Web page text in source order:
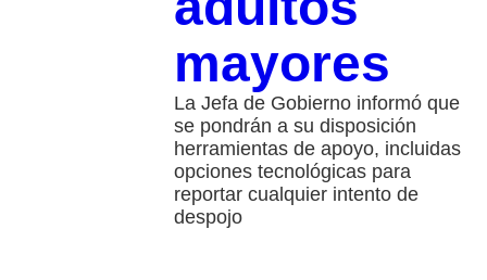
mayores
La Jefa de Gobierno informó que
se pondrán a su disposición
herramientas de apoyo, incluidas
opciones tecnológicas para
reportar cualquier intento de
despojo